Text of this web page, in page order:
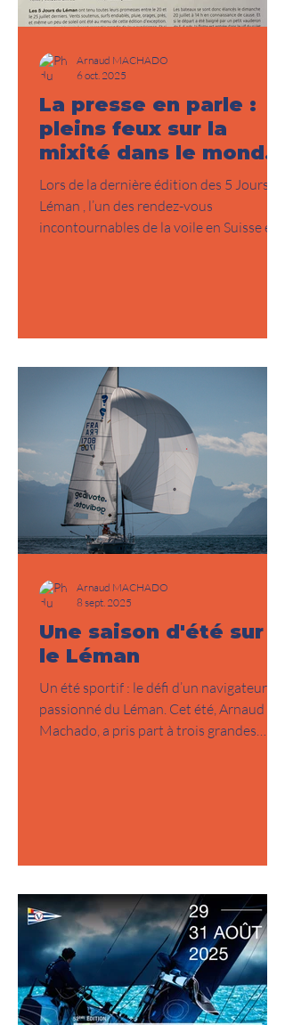
La presse en parle :
pleins feux sur la
mixité dans le monde
de la voile
Lors de la dernière édition des 5 Jours du
Léman , l’un des rendez-vous
incontournables de la voile en Suisse et
Arnaud MACHADO
6 oct. 2025
Une saison d'été sur
le Léman
Un été sportif : le défi d’un navigateur
passionné du Léman. Cet été, Arnaud
Machado, a pris part à trois grandes
Arnaud MACHADO
8 sept. 2025